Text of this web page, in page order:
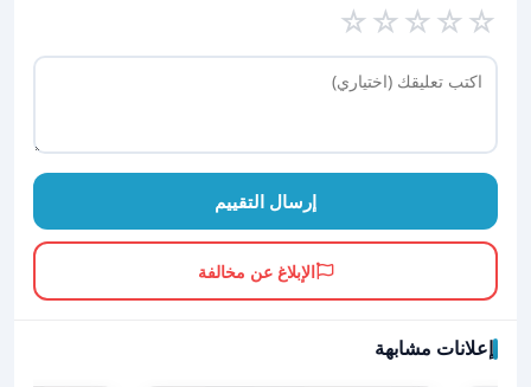
☆
☆
☆
☆
☆
إرسال التقييم
الإبلاغ عن مخالفة
إعلانات مشابهة